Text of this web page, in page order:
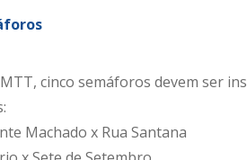
cinco semáforos devem ser
Machado x Rua Santana